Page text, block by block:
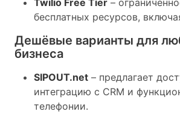
бесплатных ресурсов,
Дешёвые варианты для
бизнеса
SIPOUT.net – предлагает
интеграцию с CRM и
телефонии.